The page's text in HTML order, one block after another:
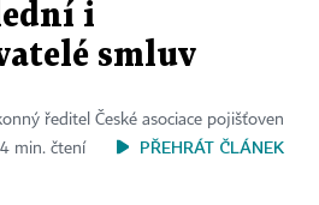
i
smluv
ředitel České asociace pojišťoven
4 min. čtení
PŘEHRÁT ČLÁNEK